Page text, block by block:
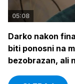
05:08
Darko nakon
biti ponosni na
bezobrazan, ali